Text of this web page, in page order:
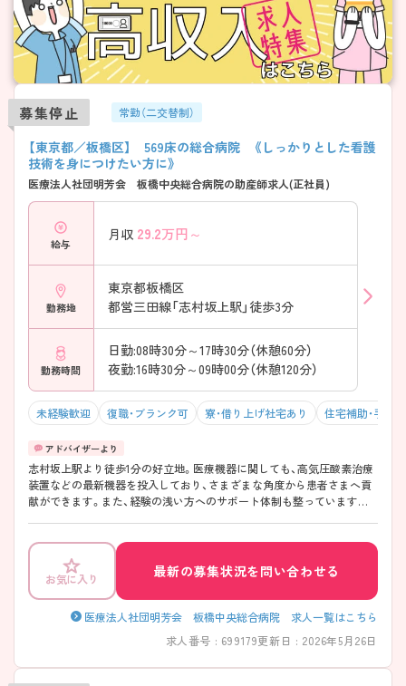
募集停止 常勤（二交替制）
【東京都／板橋区】 569床の総合病院 《しっかりとした看護
技術を身につけたい方に》
医療法人社団明芳会 板橋中央総合病院の助産師求人(正社員)
給与
月収 29.2万円～
勤務地
東京都板橋区
都営三田線「志村坂上駅」徒歩3分
勤務時間
日勤:08時30分～17時30分（休憩60分）
夜勤:16時30分～09時00分（休憩120分）
未経験歓迎 復職・ブランク可 寮・借り上げ社宅あり 住宅補助・手当
志村坂上駅より徒歩1分の好立地。医療機器に関しても、高気圧酸素治療
装置などの最新機器を投入しており、さまざまな角度から患者さまへ貢
献ができます。また、経験の浅い方へのサポート体制も整っていますの
トなど、さらに詳細をお話しいたしますのでお気軽にご相談ください。
お気に入り
最新の募集状況を問い合わせる
医療法人社団明芳会 板橋中央総合病院 求人一覧はこちら
求人番号 : 699179更新日 : 2026年5月26日